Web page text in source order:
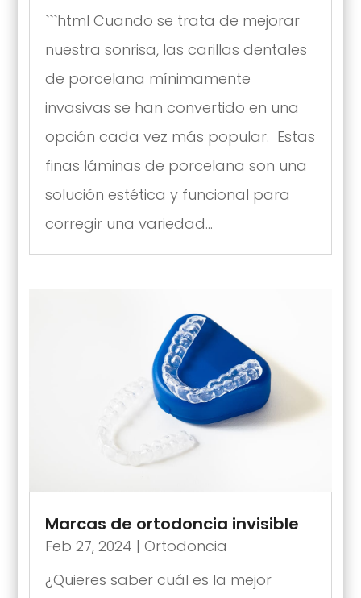
```html Cuando se trata de mejorar
nuestra sonrisa, las carillas dentales
de porcelana mínimamente
invasivas se han convertido en una
opción cada vez más popular. Estas
finas láminas de porcelana son una
solución estética y funcional para
corregir una variedad...
Marcas de ortodoncia invisible
Feb 27, 2024 | Ortodoncia
¿Quieres saber cuál es la mejor